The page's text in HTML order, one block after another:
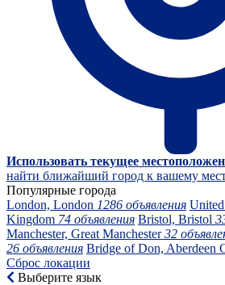
Использовать текущее
найти ближайший город к вашему
Популярные города
London, London 1286 объявления
Kingdom 74 объявления Bristol, Bristol
Manchester, Great Manchester32
26 объявления Bridge of Don, Aberdeen
Сброс локации
Выберите язык